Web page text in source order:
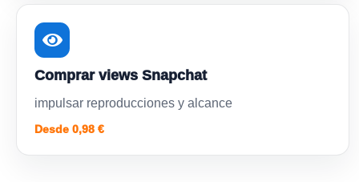
Comprar views Snapchat
impulsar reproducciones y alcance
Desde 0,98 €